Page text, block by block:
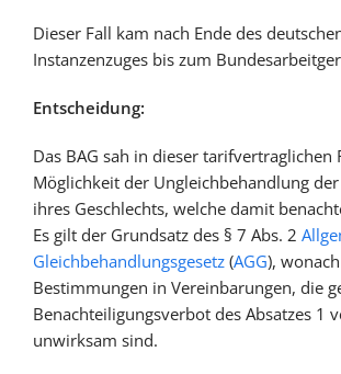
Dieser Fall kam nach Ende des
Instanzenzuges bis zum
Entscheidung:
Das BAG sah in dieser tarifvertraglichen
Möglichkeit der Ungleichbehandlung
ihres Geschlechts, welche damit
Es gilt der Grundsatz des § 7 Abs. 2
Gleichbehandlungsgesetz (AGG), wonach
Bestimmungen in Vereinbarungen, die
Benachteiligungsverbot des Absatzes 1
unwirksam sind.